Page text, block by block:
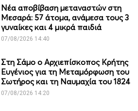
Νέα αποβίβαση μεταναστών στη
Μεσαρά: 57 άτομα, ανάμεσα τους 3
γυναίκες και 4 μικρά παιδιά
07/08/2026 14:40
Στη Σάμο ο Αρχιεπίσκοπος Κρήτης
Ευγένιος για τη Μεταμόρφωση του
Σωτήρος και τη Ναυμαχία του 1824
07/08/2026 14:20